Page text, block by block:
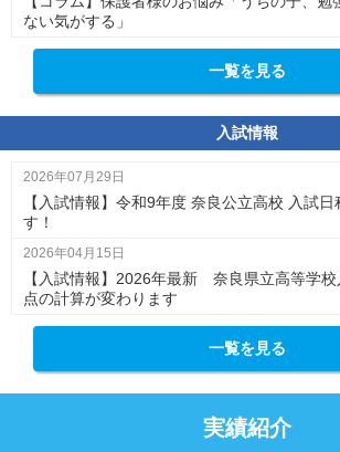
ない気がする」
一覧を見る
入試情報
2026年07月29日
【入試情報】令和9年度 奈良公立高校 入試日
す！
2026年04月15日
【入試情報】2026年最新 奈良県立高等学
点の計算が変わります
一覧を見る
実績紹介